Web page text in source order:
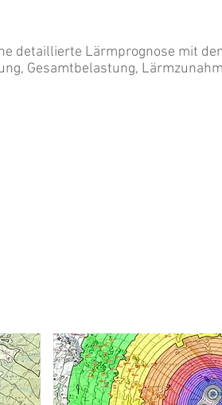
detaillierte Lärmprognose mit
Gesamtbelastung,